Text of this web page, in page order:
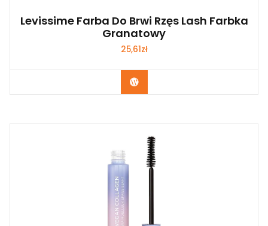
Levissime Farba Do Brwi Rzęs Lash Farbka
Granatowy
25,61zł
Zobacz